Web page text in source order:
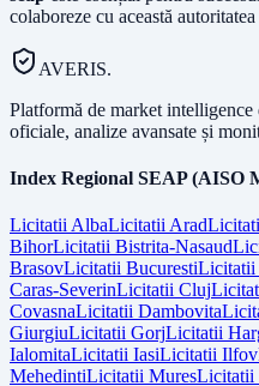
colaboreze cu această
AVERIS.
Platformă de market
oficiale, analize avansate și
Index Regional SEAP (AISO
Licitatii AlbaLicitatii Arad
BihorLicitatii Bistrita-Nasaud
BrasovLicitatii BucurestiLicitatii
Caras-SeverinLicitatii Cluj
CovasnaLicitatii Dambovita
GiurgiuLicitatii GorjLicitatii
IalomitaLicitatii IasiLicitatii Ilfov
MehedintiLicitatii MuresLicitatii